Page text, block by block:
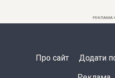
РЕКЛАМА
Про сайт Додати